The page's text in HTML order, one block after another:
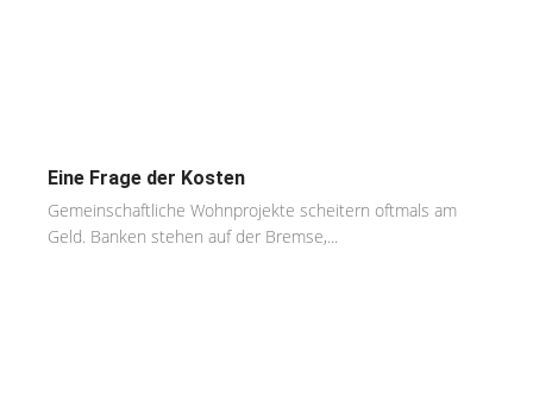
Eine Frage der Kosten
Gemeinschaftliche Wohnprojekte scheitern oftmals am
Geld. Banken stehen auf der Bremse,...